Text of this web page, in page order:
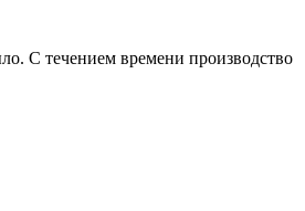
С течением времени производство